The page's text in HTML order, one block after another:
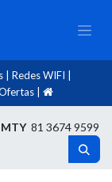
Redes WIFI
MTY81 3674 9599